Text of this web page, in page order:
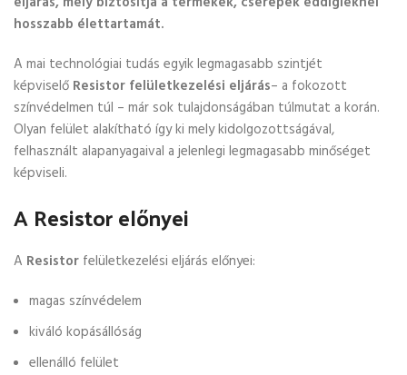
hosszabb élettartamát.
A mai technológiai tudás egyik legmagasabb szintjét
képviselő Resistor felületkezelési eljárás– a fokozott
színvédelmen túl – már sok tulajdonságában túlmutat a korán.
Olyan felület alakítható így ki mely kidolgozottságával,
felhasznált alapanyagaival a jelenlegi legmagasabb minőséget
képviseli.
A Resistor előnyei
A Resistor felületkezelési eljárás előnyei:
magas színvédelem
kiváló kopásállóság
ellenálló felület